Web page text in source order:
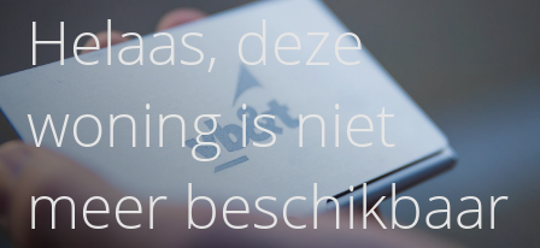
Helaas, deze
woning is niet
meer beschikbaar